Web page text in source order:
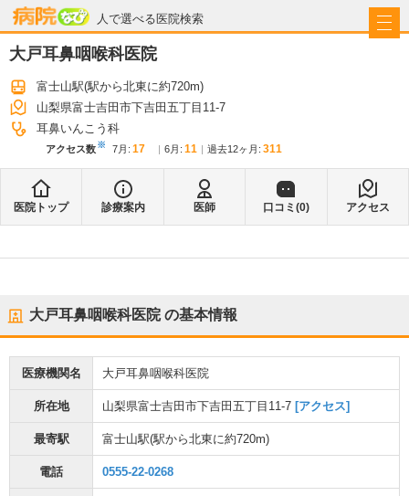
人で選べる医院検索
病院なび
大戸耳鼻咽喉科医院
富士山駅(駅から北東に約720m)
山梨県富士吉田市下吉田五丁目11-7
耳鼻いんこう科
アクセス数※ 7月 : 17 6月 : 11 過去12ヶ月: 311
医院トップ 診療案内 医師 口コミ(0) アクセス
大戸耳鼻咽喉科医院の基本情報
医療機関名 大戸耳鼻咽喉科医院
所在地 山梨県富士吉田市下吉田五丁目11-7 [アクセス]
最寄駅 富士山駅(駅から北東に約720m)
電話 0555-22-0268